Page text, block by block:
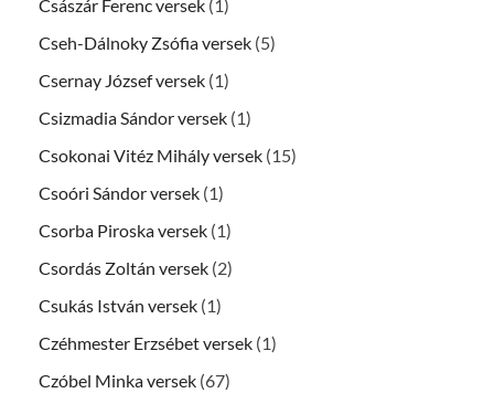
Császár Ferenc versek (1)
Cseh-Dálnoky Zsófia versek (5)
Csernay József versek (1)
Csizmadia Sándor versek (1)
Csokonai Vitéz Mihály versek (15)
Csoóri Sándor versek (1)
Csorba Piroska versek (1)
Csordás Zoltán versek (2)
Csukás István versek (1)
Czéhmester Erzsébet versek (1)
Czóbel Minka versek (67)